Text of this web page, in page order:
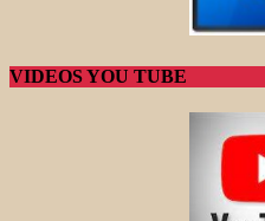
VIDEOS YOU TUBE